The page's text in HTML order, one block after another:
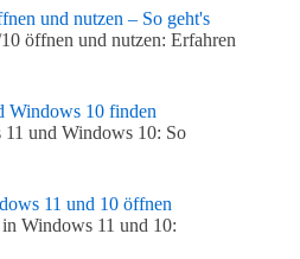
und nutzen – So geht's
öffnen und nutzen: Erfahren
Windows 10 finden
und Windows 10: So
11 und 10 öffnen
Windows 11 und 10: